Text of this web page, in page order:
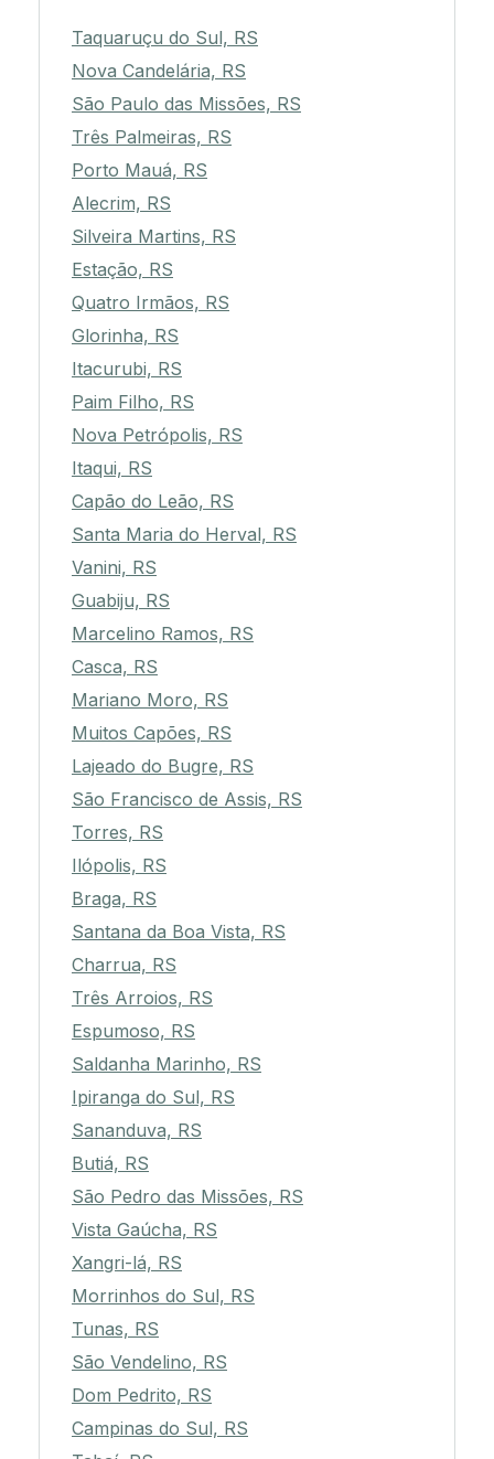
Taquaruçu do Sul, RS
Nova Candelária, RS
São Paulo das Missões, RS
Três Palmeiras, RS
Porto Mauá, RS
Alecrim, RS
Silveira Martins, RS
Estação, RS
Quatro Irmãos, RS
Glorinha, RS
Itacurubi, RS
Paim Filho, RS
Nova Petrópolis, RS
Itaqui, RS
Capão do Leão, RS
Santa Maria do Herval, RS
Vanini, RS
Guabiju, RS
Marcelino Ramos, RS
Casca, RS
Mariano Moro, RS
Muitos Capões, RS
Lajeado do Bugre, RS
São Francisco de Assis, RS
Torres, RS
Ilópolis, RS
Braga, RS
Santana da Boa Vista, RS
Charrua, RS
Três Arroios, RS
Espumoso, RS
Saldanha Marinho, RS
Ipiranga do Sul, RS
Sananduva, RS
Butiá, RS
São Pedro das Missões, RS
Vista Gaúcha, RS
Xangri-lá, RS
Morrinhos do Sul, RS
Tunas, RS
São Vendelino, RS
Dom Pedrito, RS
Campinas do Sul, RS